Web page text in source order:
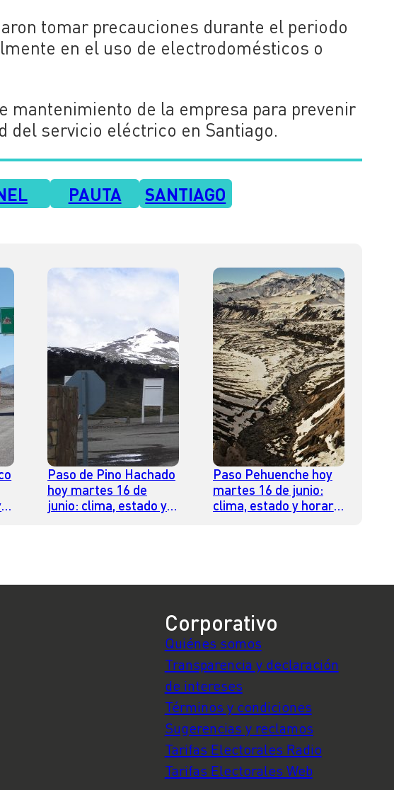
tomar precauciones durante el periodo
en el uso de electrodomésticos o
mantenimiento de la empresa para prevenir
del servicio eléctrico en Santiago.
PAUTA SANTIAGO
Paso de Pino Hachado
hoy martes 16 de
junio: clima, estado y
Paso Pehuenche hoy
martes 16 de junio:
clima, estado y horario
Corporativo
Quiénes somos
Transparencia y declaración
de intereses
Términos y condiciones
Sugerencias y reclamos
Tarifas Electorales Radio
Tarifas Electorales Web